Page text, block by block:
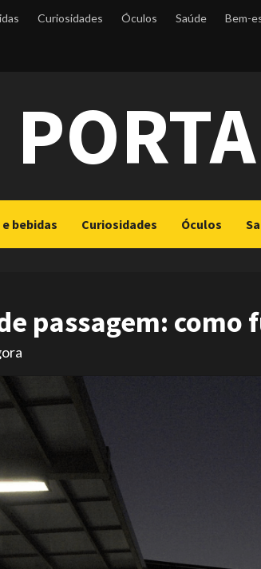
Curiosidades Óculos Saúde Bem-
bebidas Curiosidades Óculos
passagem: como